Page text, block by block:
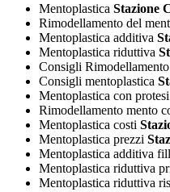
Mentoplastica Stazione
Rimodellamento del
Mentoplastica additiva
Mentoplastica riduttiva
Consigli
Consigli mentoplastica
Mentoplastica con
Rimodellamento mento
Mentoplastica costi
Mentoplastica prezzi
Mentoplastica additiva
Mentoplastica riduttiva
Mentoplastica riduttiva